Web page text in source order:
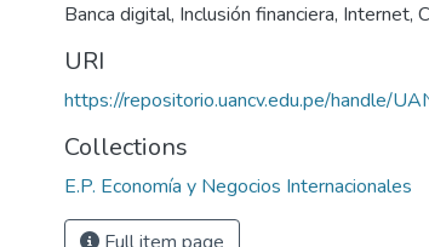
Banca digital, Inclusión financiera, Internet,
URI
https://repositorio.uancv.edu.pe/handle/
Collections
E.P. Economía y Negocios Internacionales